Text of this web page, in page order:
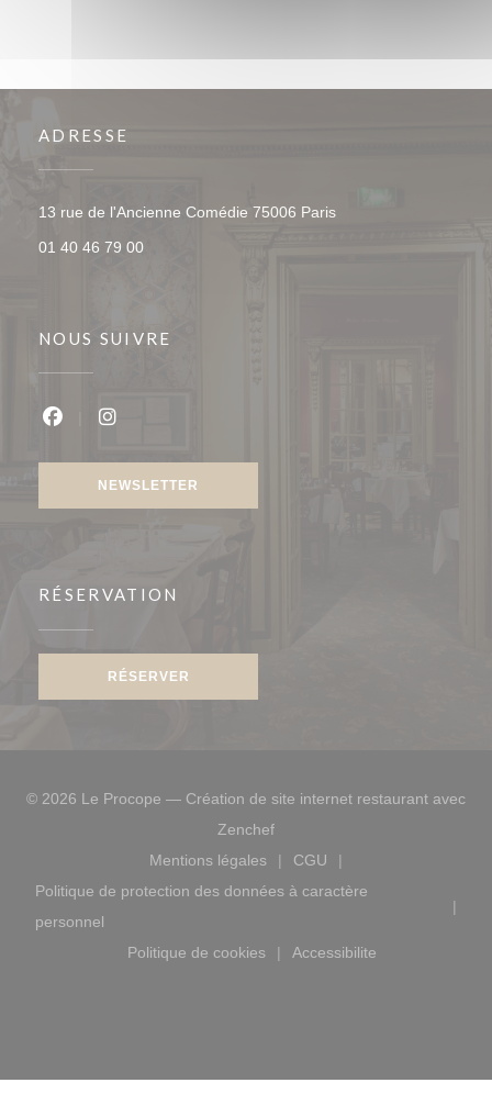
ADRESSE
13 rue de l'Ancienne Comédie 75006 Paris((ouvre une nouvelle
01 40 46 79 00
NOUS SUIVRE
NEWSLETTER
RÉSERVATION
RÉSERVER
© 2026 Le Procope — Création de site internet restaurant avec
Zenchef((ouvre une nouvelle fenêtre))
Mentions légales
((ouvre une nouvelle fenêtre))
CGU
((ouvre une nouvelle
Politique de protection des données à caractère
personnel
((ouvre une nouvelle fenêtre))
Politique de cookies
((ouvre une nouvelle fenêtre))
Accessibilite